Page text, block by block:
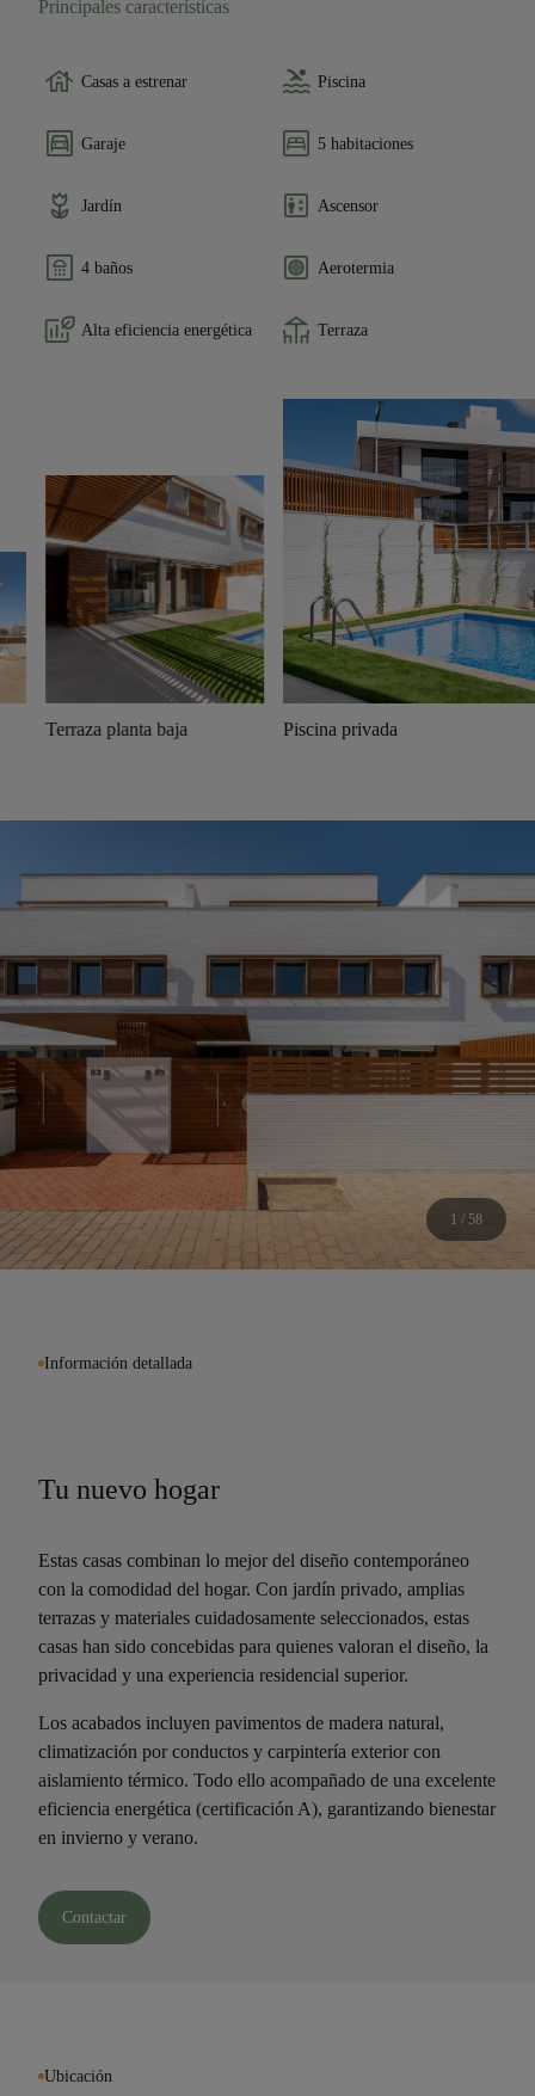
Principales características
Casas a estrenar Piscina
Garaje 5 habitaciones
Jardín Ascensor
4 baños Aerotermia
Alta eficiencia energética Terraza
Terraza planta baja Piscina privada
1 / 58
Información detallada
Tu nuevo hogar
Estas casas combinan lo mejor del diseño contemporáneo
con la comodidad del hogar. Con jardín privado, amplias
terrazas y materiales cuidadosamente seleccionados, estas
casas han sido concebidas para quienes valoran el diseño, la
privacidad y una experiencia residencial superior.
Los acabados incluyen pavimentos de madera natural,
climatización por conductos y carpintería exterior con
aislamiento térmico. Todo ello acompañado de una excelente
eficiencia energética (certificación A), garantizando bienestar
en invierno y verano.
Contactar
Ubicación